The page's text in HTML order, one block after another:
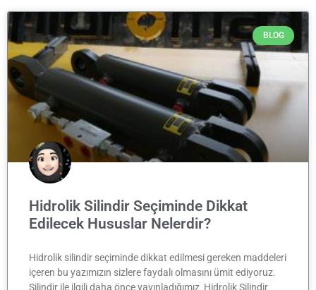
BLOG
Hidrolik Silindir Seçiminde Dikkat
Edilecek Hususlar Nelerdir?
Hidrolik silindir seçiminde dikkat edilmesi gereken maddeleri
içeren bu yazımızın sizlere faydalı olmasını ümit ediyoruz.
Silindir ile ilgili daha önce yayınladığımız Hidrolik Silindir